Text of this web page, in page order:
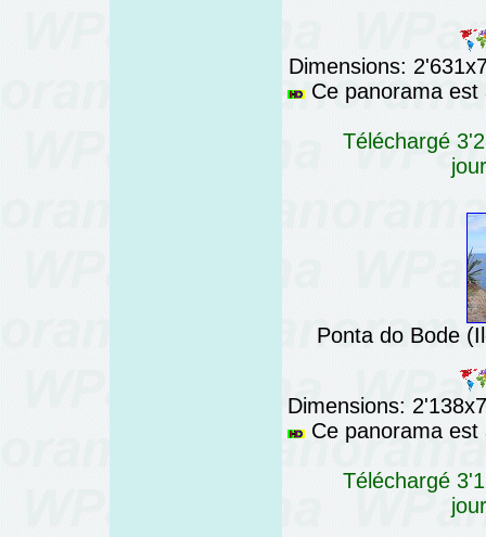
Dimensions:
Ce panorama est
Téléchargé
Ponta do Bode
Dimensions:
Ce panorama est
Téléchargé